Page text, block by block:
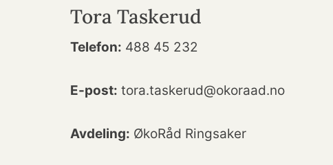
Tora Taskerud
Telefon: 488 45 232
E-post: tora.taskerud@okoraad.no
Avdeling: ØkoRåd Ringsaker